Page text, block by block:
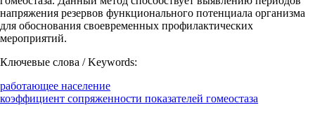
напряжения резервов функционального потенциала организма
для обоснования своевременных профилактических
мероприятий.
Ключевые слова / Keywords:
работающее население
коэффициент сопряженности показателей гомеостаза